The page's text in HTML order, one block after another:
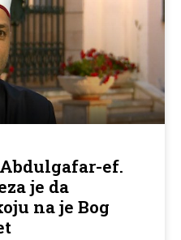
ef.
je da
na je Bog